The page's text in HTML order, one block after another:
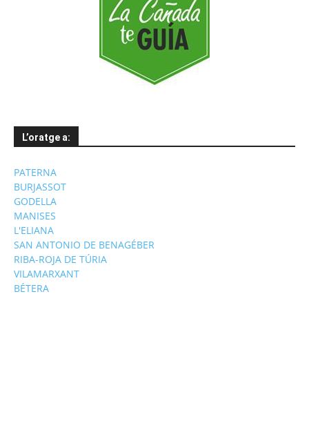
L’oratge a:
PATERNA
BURJASSOT
GODELLA
MANISES
L'ELIANA
SAN ANTONIO DE BENAGÉBER
RIBA-ROJA DE TÚRIA
VILAMARXANT
BÉTERA